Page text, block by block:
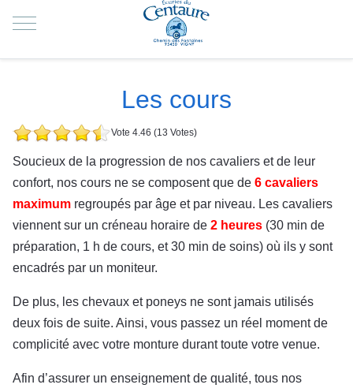
Mobile Menu Toggle
Les cours
Vote 4.46 (13 Votes)
Soucieux de la progression de nos cavaliers et de leur
confort, nos cours ne se composent que de6 cavaliers
maximum regroupés par âge et par niveau. Les cavaliers
viennent sur un créneau horaire de2 heures (30 min de
préparation, 1 h de cours, et 30 min de soins) où ils y sont
encadrés par un moniteur.
De plus, les chevaux et poneys ne sont jamais utilisés
deux fois de suite. Ainsi, vous passez un réel moment de
complicité avec votre monture durant toute votre venue.
Afin d’assurer un enseignement de qualité, tous nos